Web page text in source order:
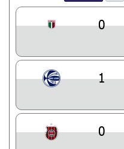
0
1
0